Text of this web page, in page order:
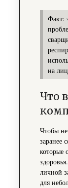
Факт:
на
Что
Чтобы не
заранее
которые
личной
для